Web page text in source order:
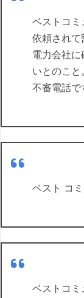
ベストコミ
依頼されて
電力会社
いとのこと
不審電話で
ベスト コ
ベストコミ